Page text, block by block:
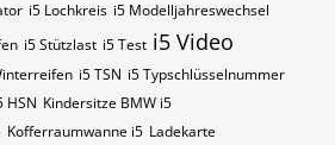
i5 Lochkreis i5 Modelljahreswechsel
i5 Stützlast i5 Test i5 Video
i5​​​​ TSN i5​​​​ Typschlüsselnummer
HSN Kindersitze BMW i5
Kofferraumwanne i5 Ladekarte